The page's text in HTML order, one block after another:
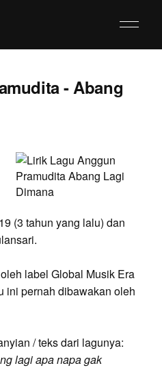
- Abang
(3 tahun yang lalu) dan
label Global Musik Era
ini pernah dibawakan oleh
/ teks dari lagunya:
lagi apa napa gak